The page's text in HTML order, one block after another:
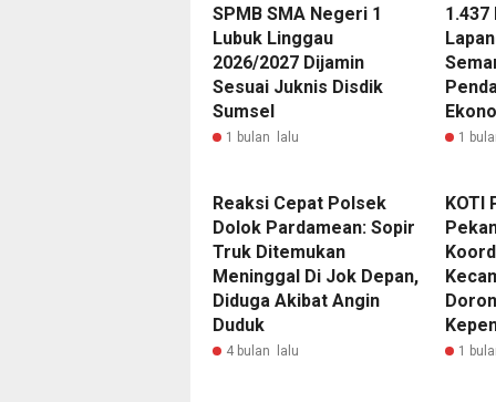
SPMB SMA Negeri 1
Lubuk Linggau
2026/2027 Dijamin
Sesuai Juknis Disdik
Sumsel
1 bulan lalu 1
Reaksi Cepat Polsek
Dolok Pardamean: Sopir
Truk Ditemukan
Meninggal Di Jok Depan,
Diduga Akibat Angin
Duduk
4 bulan lalu
KOTI
1